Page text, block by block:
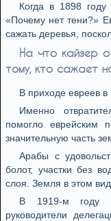
Когда в 1898 году
«Почему нет тени?»
сажать деревья,
На что кайзер
тому, кто сажает
В приходе евреев в
Именно
помогло еврейским
значительную часть
Арабы с
болот, участки без
слоя. Земля в этом
В 1919-м году
руководители